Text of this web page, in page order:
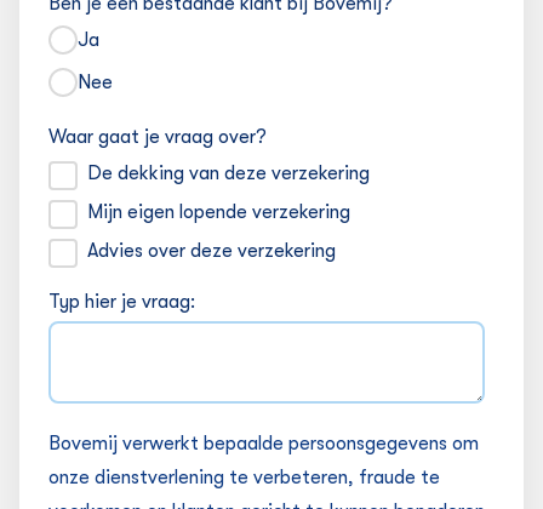
Ja
Nee
Waar gaat je vraag over?
De dekking van deze verzekering
Mijn eigen lopende verzekering
Advies over deze verzekering
Typ hier je vraag:
Bovemij verwerkt bepaalde persoonsgegevens om
onze dienstverlening te verbeteren, fraude te